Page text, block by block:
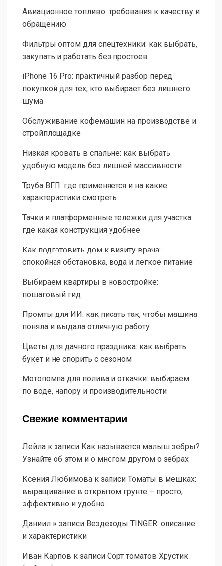
Авиационное топливо: требования к качеству и
обращению
Фильтры оптом для спецтехники: как выбрать,
закупать и работать без простоев
iPhone 16 Pro: практичный разбор перед
покупкой для тех, кто выбирает без лишнего
шума
Обслуживание кофемашин на производстве и
стройплощадке
Низкая кровать в спальне: как выбрать
удобную модель без лишней массивности
Труба ВГП: где применяется и на какие
характеристики смотреть
Тачки и платформенные тележки для участка:
где какая конструкция удобнее
Как подготовить дом к визиту врача:
спокойная обстановка, вода и легкое питание
Выбираем квартиры в новостройке:
пошаговый гид
Промты для ИИ: как писать так, чтобы машина
поняла и выдала отличную работу
Цветы для дачного праздника: как выбрать
букет и не спорить с сезоном
Мотопомпа для полива и откачки: выбираем
по воде, напору и производительности
Свежие комментарии
Лейла к записи Как называется малыш зебры?
Узнайте об этом и о многом другом о зебрах
Ксения Любимова к записи Томаты в мешках:
выращивание в открытом грунте – просто,
эффективно и удобно
Даниил к записи Вездеходы TINGER: описание
и характеристики
Иван Карпов к записи Сорт томатов Хрустик